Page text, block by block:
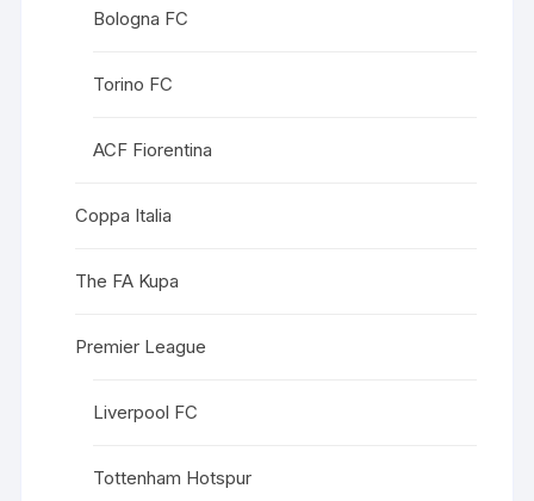
Bologna FC
Torino FC
ACF Fiorentina
Coppa Italia
The FA Kupa
Premier League
Liverpool FC
Tottenham Hotspur